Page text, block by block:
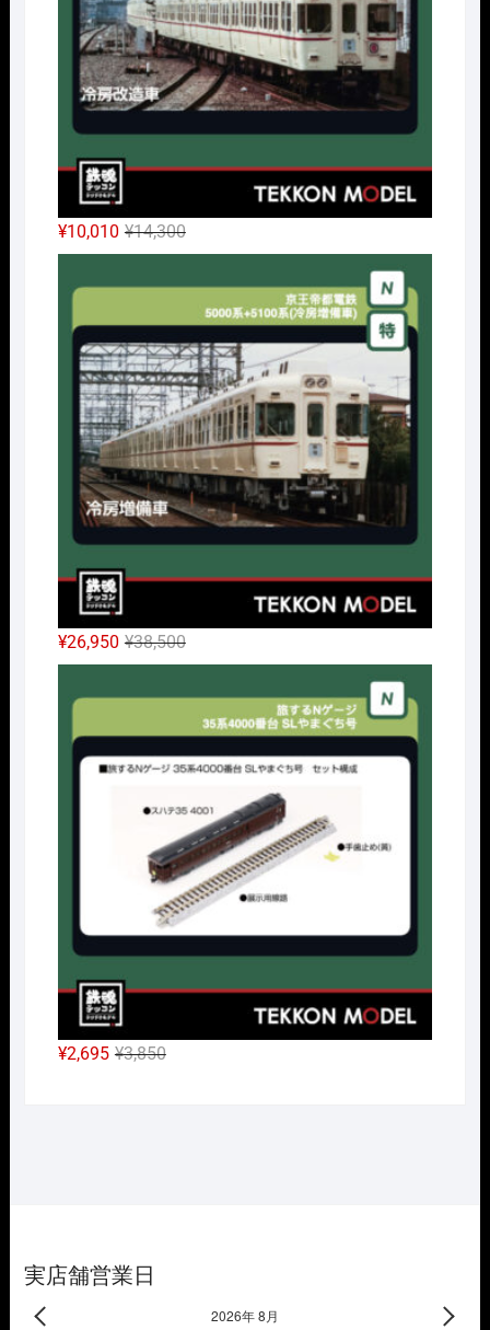
た。
す。
¥14,300元
の
価
¥14,300
で
し
た。
¥10,010
現
在
の
は
¥10,010
で
す。
¥38,500元
の
価
¥38,500
し
た。
¥26,950
現
在
の
は
で
す。
¥3,850元
¥2,695
現
実店舗営業日
2026年 8月